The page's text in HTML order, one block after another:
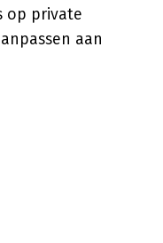
op private
aan